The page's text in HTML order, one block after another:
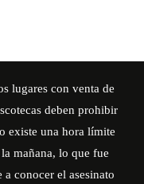
lugares con venta de
deben prohibir
existe una hora límite
mañana, lo que fue
conocer el asesinato